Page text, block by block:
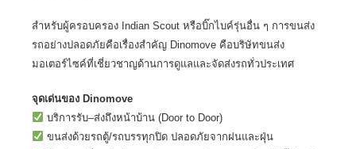
สำหรับผู้ครอบครอง Indian Scout หรือบิ๊กไบค์รุ่นอื่น ๆ การขนส่ง
รถอย่างปลอดภัยคือเรื่องสำคัญ Dinomove คือบริษัทขนส่ง
มอเตอร์ไซค์ที่เชี่ยวชาญด้านการดูแลและจัดส่งรถทั่วประเทศ
จุดเด่นของ Dinomove
บริการรับ–ส่งถึงหน้าบ้าน (Door to Door)
ขนส่งด้วยรถตู้/รถบรรทุกปิด ปลอดภัยจากฝนและฝุ่น